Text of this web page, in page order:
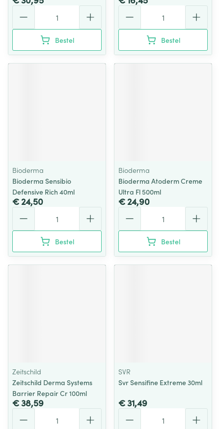
Bestel Bestel
Bioderma
Bioderma Sensibio
Defensive Rich 40ml
€ 24,50
Bestel
Bioderma
Bioderma Atoderm Creme
Ultra Fl 500ml
€ 24,90
Bestel
Zeitschild
Zeitschild Derma Systems
Barrier Repair Cr 100ml
€ 38,59
SVR
Svr Sensifine Extreme 30ml
€ 31,49